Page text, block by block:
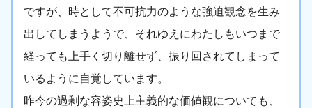
ですが、時として不可抗力のような強迫観念を生み
出してしまうようで、それゆえにわたしもいつまで
経っても上手く切り離せず、振り回されてしまって
いるように自覚しています。
昨今の過剰な容姿史上主義的な価値観についても、